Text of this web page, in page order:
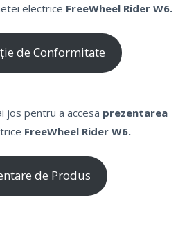
electrice FreeWheel Rider W6.
de Conformitate
jos pentru a accesa prezentarea
FreeWheel Rider W6.
de Produs